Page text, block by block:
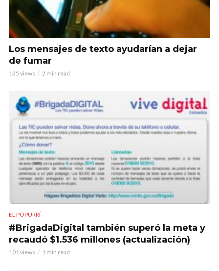
Los mensajes de texto ayudarían a dejar
de fumar
135 views 2 min read
EL POPURRÍ
#BrigadaDigital también superó la meta y
recaudó $1.536 millones (actualización)
101 views 1 min read